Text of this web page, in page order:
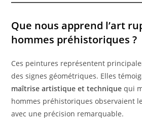
Que nous apprend l’art
hommes préhistoriques ?
Ces peintures représentent
des signes géométriques. Elles
maîtrise artistique et technique qui
hommes préhistoriques observaient
avec une précision remarquable.